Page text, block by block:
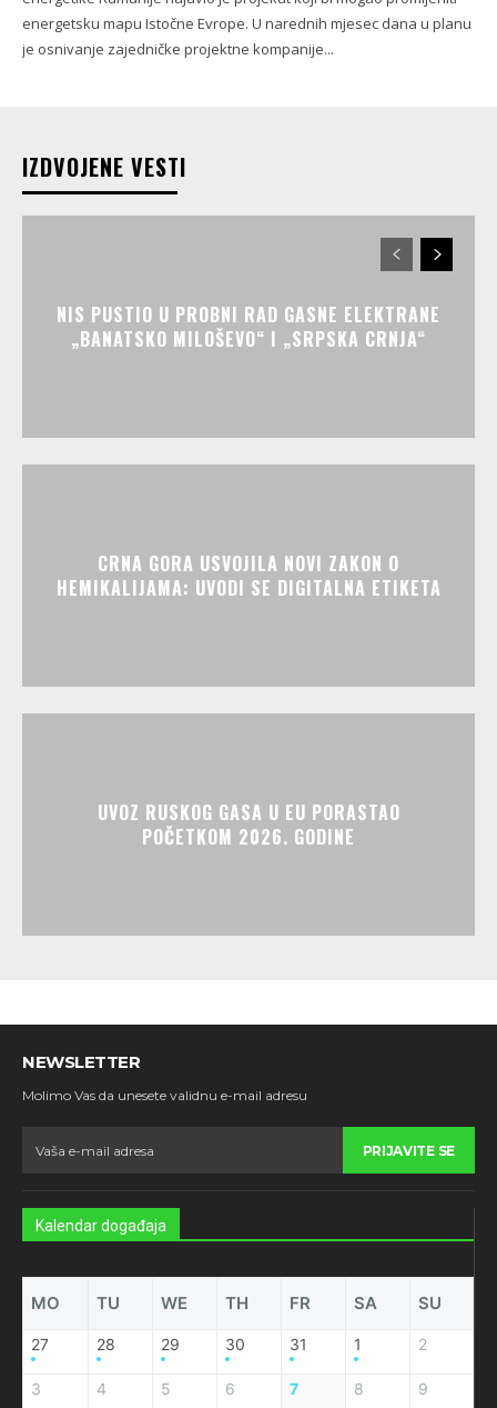
energetsku mapu Istočne Evrope. U narednih mjesec dana u planu
je osnivanje zajedničke projektne kompanije...
IZDVOJENE VESTI
NIS PUSTIO U PROBNI RAD GASNE ELEKTRANE
„BANATSKO MILOŠEVO“ I „SRPSKA CRNJA“
CRNA GORA USVOJILA NOVI ZAKON O
HEMIKALIJAMA: UVODI SE DIGITALNA ETIKETA
UVOZ RUSKOG GASA U EU PORASTAO
POČETKOM 2026. GODINE
NEWSLETTER
Molimo Vas da unesete validnu e-mail adresu
PRIJAVITE SE
Kalendar događaja
MO TU WE TH FR SA SU
27 28 29 30 31 1 2
3 4 5 6 7 8 9